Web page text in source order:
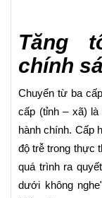
Tăng
chính
Chuyển từ ba
cấp (tỉnh – xã)
hành chính. Cấp
độ trễ trong thực
quá trình ra
dưới không